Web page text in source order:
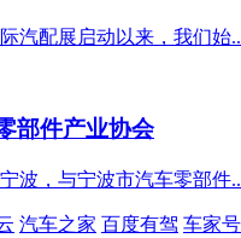
汽配展启动以来，我们始
部件产业协会
波，与宁波市汽车零部件
汽车之家 百度有驾 车家号